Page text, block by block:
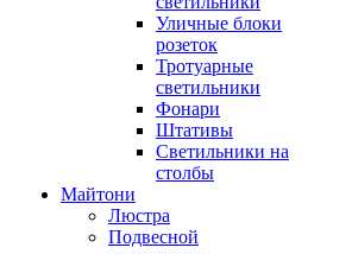
Уличные блоки
розеток
Тротуарные
светильники
Фонари
Штативы
Светильники на
столбы
Майтони
Люстра
Подвесной